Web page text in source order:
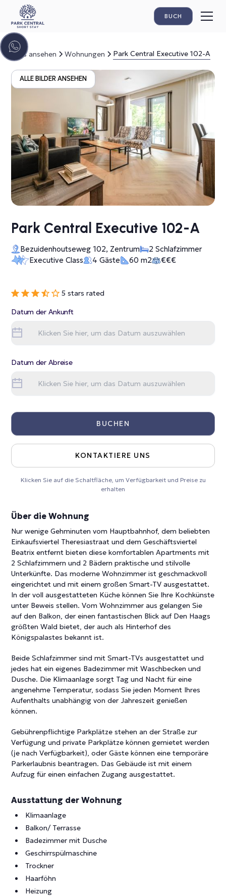
BUCH
Alles ansehen Wohnungen Park Central Executive 102-A
ALLE BILDER ANSEHEN
Park Central Executive 102-A
Bezuidenhoutseweg 102, Zentrum
2 Schlafzimmer
Executive Class
4 Gäste 60 m2 €€€
Über die Wohnung
Nur wenige Gehminuten vom Hauptbahnhof, dem beliebten
Einkaufsviertel Theresiastraat und dem Geschäftsviertel
Beatrix entfernt bieten diese komfortablen Apartments mit
2 Schlafzimmern und 2 Bädern praktische und stilvolle
Unterkünfte. Das moderne Wohnzimmer ist geschmackvoll
eingerichtet und mit einem großen Smart-TV ausgestattet.
In der voll ausgestatteten Küche können Sie Ihre Kochkünste
unter Beweis stellen. Vom Wohnzimmer aus gelangen Sie
auf den Balkon, der einen fantastischen Blick auf Den Haags
größten Wald bietet, der auch als Hinterhof des
Königspalastes bekannt ist.
Beide Schlafzimmer sind mit Smart-TVs ausgestattet und
jedes hat ein eigenes Badezimmer mit Waschbecken und
Dusche. Die Klimaanlage sorgt Tag und Nacht für eine
angenehme Temperatur, sodass Sie jeden Moment Ihres
Aufenthalts unabhängig von der Jahreszeit genießen
können.
Gebührenpflichtige Parkplätze stehen an der Straße zur
Verfügung und private Parkplätze können gemietet werden
(je nach Verfügbarkeit), oder Gäste können eine temporäre
Parkerlaubnis beantragen. Das Gebäude ist mit einem
Aufzug für einen einfachen Zugang ausgestattet.
Ausstattung der Wohnung
Klimaanlage
Balkon/ Terrasse
Badezimmer mit Dusche
Geschirrspülmaschine
Trockner
Haarföhn
Heizung
5 stars rated
Datum der Ankunft
Datum der Abreise
BUCHEN
KONTAKTIERE UNS
Klicken Sie auf die Schaltfläche, um Verfügbarkeit und Preise zu
erhalten